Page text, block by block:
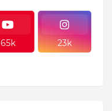
65k 23k